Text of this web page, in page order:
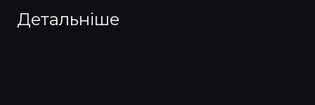
Детальніше